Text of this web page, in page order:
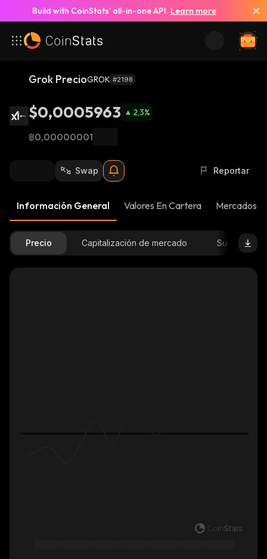
Build with CoinStats’ all-in-one API. Learn more
Grok PrecioGROK #2198
$0,0005963 2,3%
฿0,00000001
Swap Reportar
Información General Valores En Cartera Mercados
Precio Capitalización de mercado Suministro